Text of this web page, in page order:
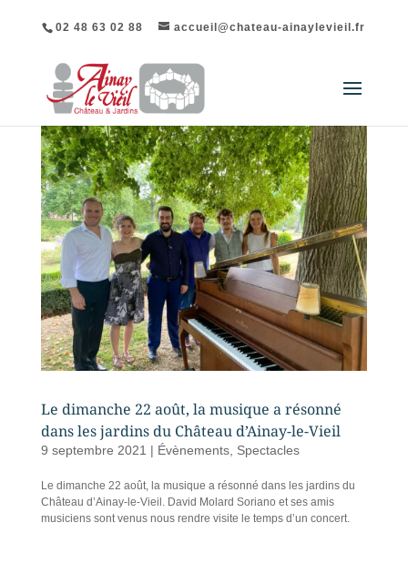
02 48 63 02 88 accueil@chateau-ainaylevieil.fr
Le dimanche 22 août, la musique a résonné
dans les jardins du Château d’Ainay-le-Vieil
9 septembre 2021 | Évènements, Spectacles
Le dimanche 22 août, la musique a résonné dans les jardins du
Château d’Ainay-le-Vieil. David Molard Soriano et ses amis
musiciens sont venus nous rendre visite le temps d’un concert.